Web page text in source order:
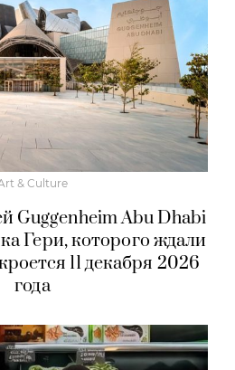
& Culture
Guggenheim Abu Dhabi
Гери, которого ждали
11 декабря 2026
года